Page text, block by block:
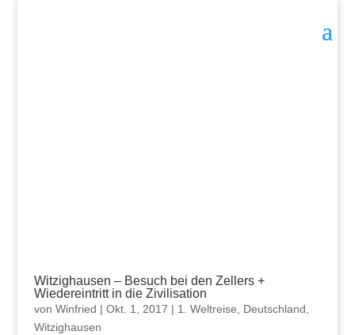
Witzighausen – Besuch bei den Zellers +
Wiedereintritt in die Zivilisation
von Winfried | Okt. 1, 2017 | 1. Weltreise Deutschland
Witzighausen